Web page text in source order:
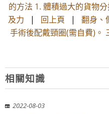
的方法 1. 體積過大的貨物
及力 | 回上頁 | 翻身、
手術後配戴頸圈(需自費)。
相關知識
2022-08-03